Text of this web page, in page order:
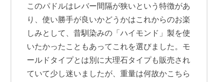
このパドルはレバー間隔が狭いという特徴があ
り、使い勝手が良いかどうかはこれからのお楽
しみとして、昔馴染みの「ハイモンド」製を使
いたかったこともあってこれを選びました。モ
ールドタイプとは別に大理石タイプも販売され
ていて少し迷いましたが、重量は何故かこちら